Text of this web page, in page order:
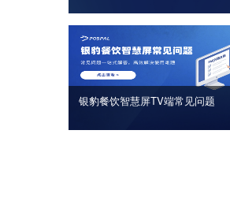
银豹餐饮智慧屏TV端常见问题